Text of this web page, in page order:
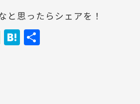
と思ったらシェアを！
Li H